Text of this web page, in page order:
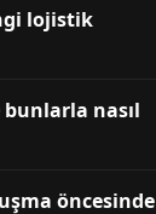
lojistik
nasıl
öncesinde